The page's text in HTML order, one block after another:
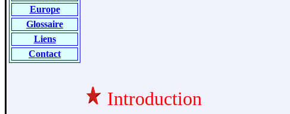
Europe
Glossaire
Liens
Contact
Introduction